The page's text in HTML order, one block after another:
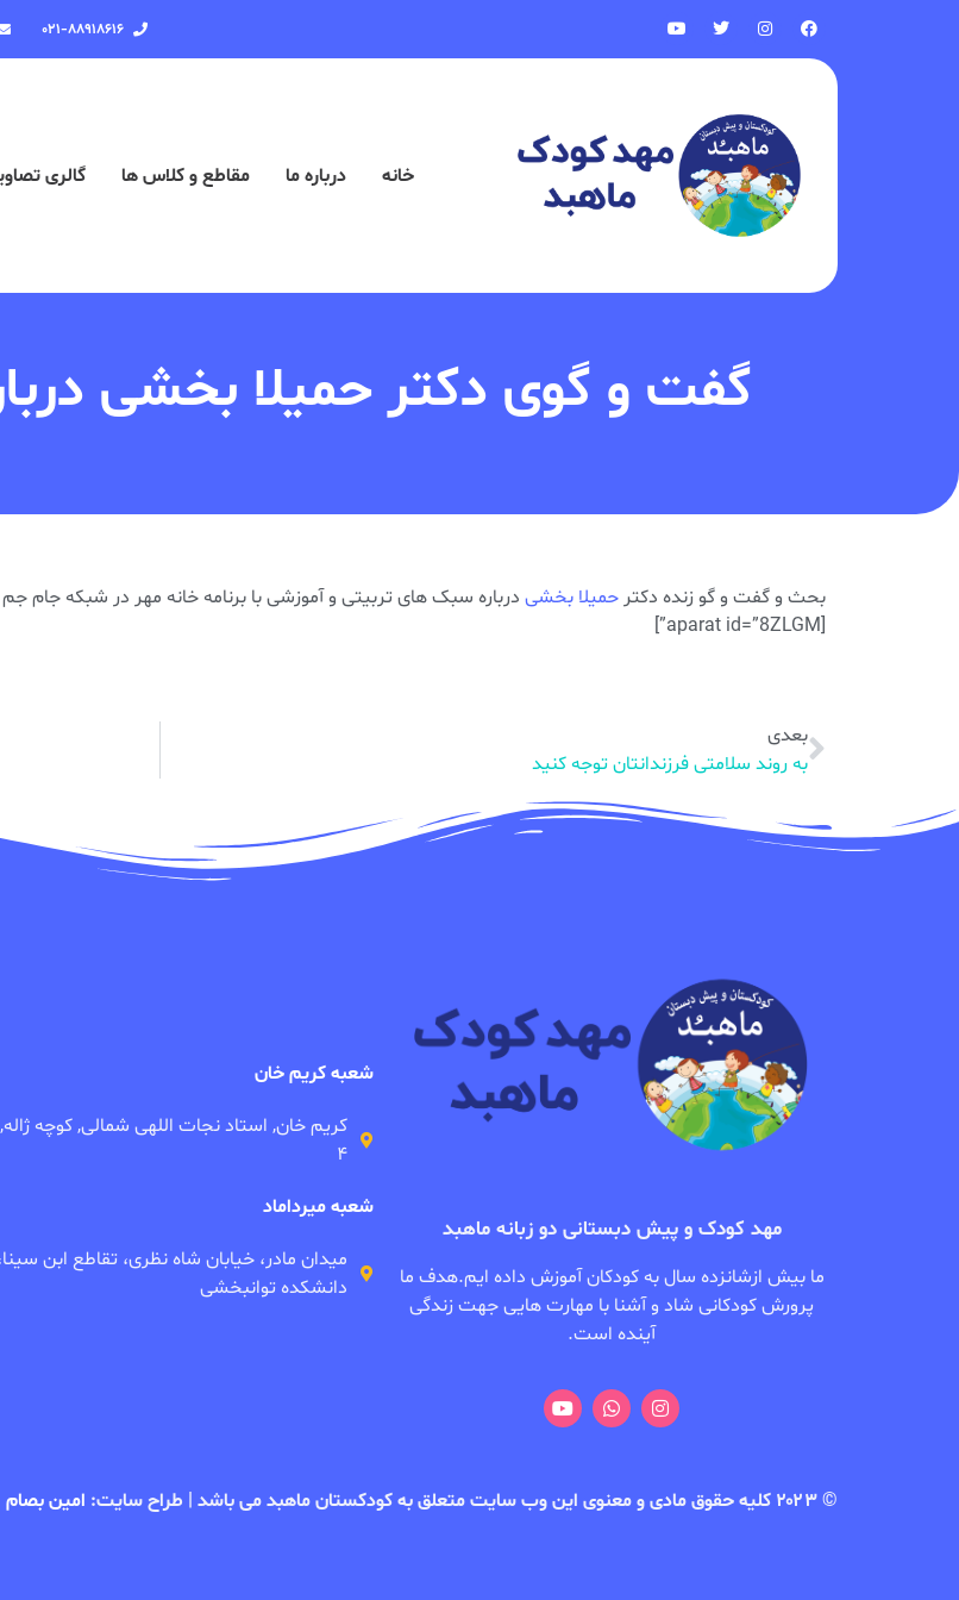
۰۲۱-۸۸۹۱۸۶۱۶
خانه درباره ما مقاطع و کلاس ها گالری
گفت و گوی دکتر حمیلا بخشی
بحث و گفت و گو زنده دکتر حمیلا بخشی درباره سبک های تربیتی و آموزشی با برنامه خانه مهر در شبکه جام جم
[aparat id=”8ZLGM”]
بعدی
به روند سلامتی فرزندانتان توجه کنید
مهد کودک و پیش دبستانی دو زبانه ماهبد
ما بیش ازشانزده سال به کودکان آموزش داده ایم.هدف ما
پرورش کودکانی شاد و آشنا با مهارت هایی جهت زندگی
آینده است.
شعبه کریم خان
کریم خان, استاد نجات اللهی شمالی, کوچه
۴
شعبه میرداماد
میدان مادر، خیابان شاه نظری، تقاطع ابن
دانشکده توانبخشی
© ۲۰۲۳ کلیه حقوق مادی و معنوی این وب سایت متعلق به کودکستان ماهبد می باشد | طراح سایت: امین بصام